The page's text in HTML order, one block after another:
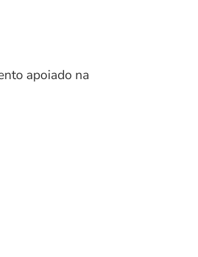
apoiado na